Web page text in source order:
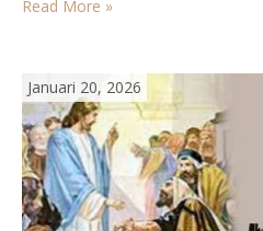
Read More »
Januari 20, 2026